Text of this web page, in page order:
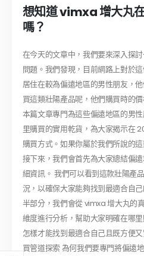
想知道 vimxa 增大丸
嗎？
在今天的文章中，我們要來深入探
問題。我們發現，目前網路上對於
居住在較為偏遠地區的男性朋友，
買這類壯陽產品呢，他們購買時的
本篇文章專門為這些偏遠地區的男
里購買的實用乾貨，為大家揭示在
購買方式。如果你屬於我們所說的
接下來，我們會首先為大家總結偏
細資訊。 我們可以看到這款壯陽產
況，以確保大家能夠找到最適合自
半部分，我們會從 vimxa 增大丸的
維度進行分析，幫助大家明確在哪
怎樣才能找到最適合自己且既方便
買管道探索 為何我們要專門將偏遠